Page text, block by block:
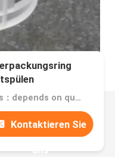
Preis：depends on quantity
Kontaktieren Sie
uns